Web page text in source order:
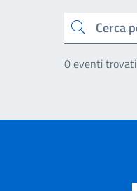
Cerca
0 eventi trovati